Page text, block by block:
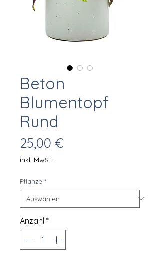
Beton
Blumentopf
Rund
25,00 €
inkl. MwSt.
Pflanze *
Anzahl *